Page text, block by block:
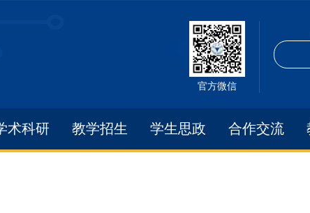
官方微信
术科研 教学招生 学生思政 合作交流